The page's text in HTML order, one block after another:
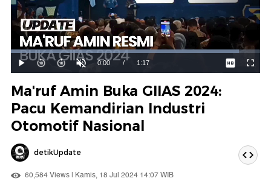
Mainkan
Suara
Hidup
Waktu
0:00 / Durasi
1:17
Dimuat:
91.41%
Ma'ruf Amin Buka GIIAS 2024:
Pacu Kemandirian Industri
Otomotif Nasional
detikUpdate
60,584 Views | Kamis, 18 Jul 2024 14:07 WIB